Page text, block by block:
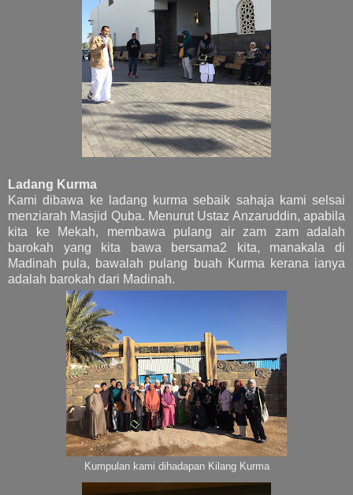
Ladang Kurma
Kami dibawa ke ladang kurma sebaik sahaja kami selsai
menziarah Masjid Quba. Menurut Ustaz Anzaruddin, apabila
kita ke Mekah, membawa pulang air zam zam adalah
barokah yang kita bawa bersama2 kita, manakala di
Madinah pula, bawalah pulang buah Kurma kerana ianya
adalah barokah dari Madinah.
Kumpulan kami dihadapan Kilang Kurma